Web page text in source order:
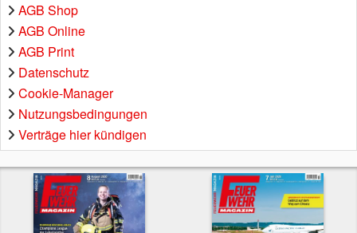
AGB Shop
AGB Online
AGB Print
Datenschutz
Cookie-Manager
Nutzungsbedingungen
Verträge hier kündigen